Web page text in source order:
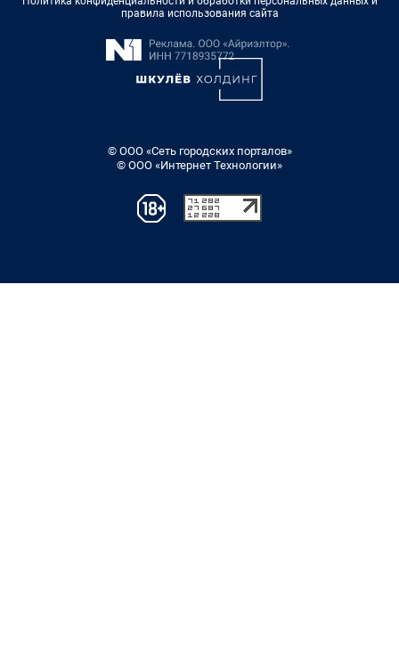
правила использования сайта
© ООО «Сеть городских порталов»
© ООО «Интернет Технологии»